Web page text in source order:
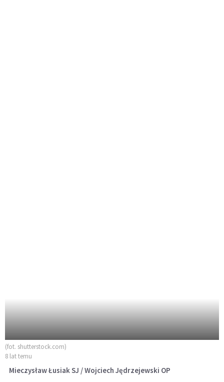
(fot. shutterstock.com)
8 lat temu
Mieczysław Łusiak SJ / Wojciech Jędrzejewski OP